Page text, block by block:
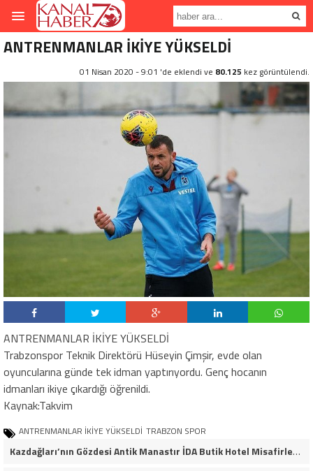
ANTRENMANLAR İKİYE YÜKSELDİ
01 Nisan 2020 - 9:01 'de eklendi ve 80.125 kez görüntülendi.
ANTRENMANLAR İKİYE YÜKSELDİ
Trabzonspor Teknik Direktörü Hüseyin Çimşir, evde olan
oyuncularına günde tek idman yaptırıyordu. Genç hocanın
idmanları ikiye çıkardığı öğrenildi.
Kaynak:Takvim
ANTRENMANLAR İKİYE YÜKSELDİ TRABZON SPOR
Kazdağları’nın Gözdesi Antik Manastır İDA Butik Hotel Misafirlerinden Tam Not Alıyor